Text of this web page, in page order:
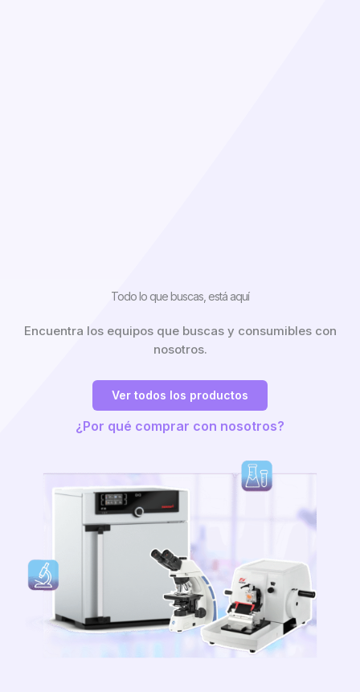
Todo lo que buscas, está aquí
Encuentra los equipos que buscas y consumibles con
nosotros.
Ver todos los productos
¿Por qué comprar con nosotros?